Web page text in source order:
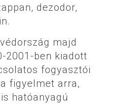
dezodor,
majd
2001-ben kiadott
fogyasztói
figyelmet arra,
hatóanyagú